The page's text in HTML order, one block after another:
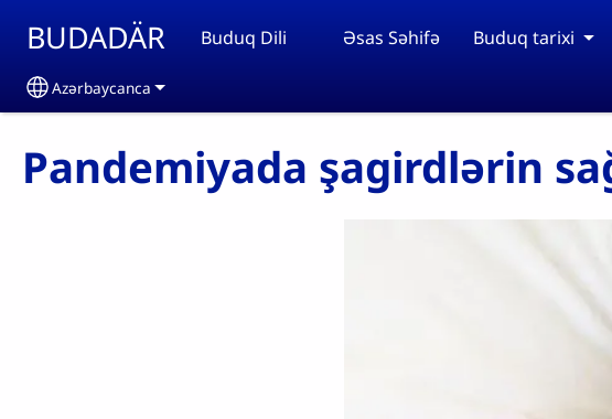
Skip to main content
BUDADÄR Buduq Dili Əsas Səhifə Buduq tarixi
Select your language
Azərbaycanca
Pandemiyada şagirdlərin